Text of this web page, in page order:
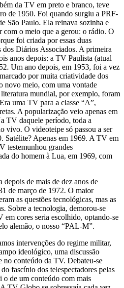
da TV em preto e branco, teve
de 1950. Foi quando surgiu a PRF-
São Paulo. Ela reinava sozinha e
com o meio que a gerou: o rádio. O
foi criada por essas duas
dos Diários Associados. A primeira
anos depois: a TV Paulista (atual
Um ano depois, em 1953, foi a vez
por muita criatividade dos
novo meio, com uma vontade
mundial, por exemplo, foram
uma TV para a classe “A”,
A popularização veio apenas em
TV daquele período, toda a
vivo. O videoteipe só passou a ser
Satélite? Apenas em 1969. A TV em
testemunhou grandes
do homem à Lua, em 1969, com
depois de mais de dez anos de
de março de 1972. O maior
as questões tecnológicas, mas as
Sobre a tecnologia, demorou-se
cores seria escolhido, optando-se
alemão, o nosso “PAL-M”.
intervenções do regime militar,
ideológico, uma discussão
no conteúdo da TV. Debateu-se
fascínio dos telespectadores pelas
de um conteúdo com mais